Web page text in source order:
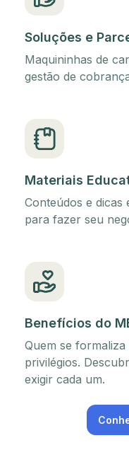
Soluções e
Maquininhas de
gestão de
Materiais
Conteúdos e dicas
para fazer seu
Benefícios do
Quem se
privilégios.
exigir cada um.